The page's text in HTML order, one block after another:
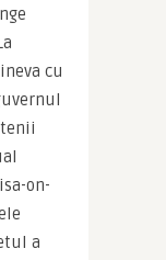
cu
on-
a